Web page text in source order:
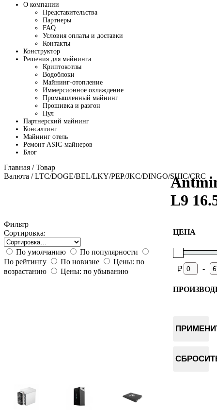
О компании
Представительства
Партнеры
FAQ
Условия оплаты и доставки
Контакты
Конструктор
Решения для майнинга
Криптокотлы
Водоблоки
Майнинг-отопление
Иммерсионное охлаждение
Промышленный майнинг
Прошивка и разгон
Пул
Партнерский майнинг
Консалтинг
Майнинг отель
Ремонт ASIC-майнеров
Блог
Главная / Товар
Валюта / LTC/DOGE/BEL/LKY/PEP/JKC/DINGO/SHIC/CRC
L9
Фильтр
Сортировка:
По умолчанию
По популярности
По рейтингу
По новизне
Цены: по
возрастанию
Цены: по убыванию
ЦЕНА
₽ -
Goldshell
Fluminer